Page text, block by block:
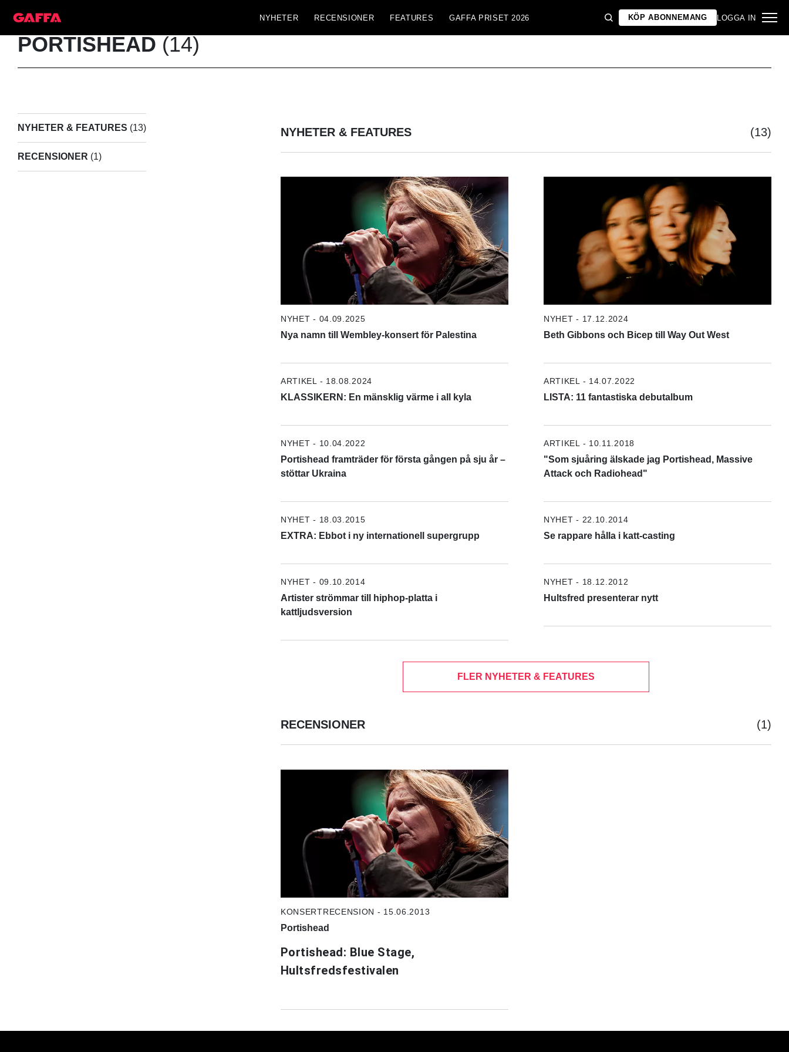
NYHETER RECENSIONER FEATURES GAFFA PRISET 2026 KÖP ABONNEMANG LOGGA IN
PORTISHEAD (14)
NYHETER & FEATURES (13)
RECENSIONER (1)
NYHETER & FEATURES (13)
NYHET - 04.09.2025
Nya namn till Wembley-konsert för Palestina
NYHET - 17.12.2024
Beth Gibbons och Bicep till Way Out West
ARTIKEL - 18.08.2024
KLASSIKERN: En mänsklig värme i all kyla
ARTIKEL - 14.07.2022
LISTA: 11 fantastiska debutalbum
NYHET - 10.04.2022
Portishead framträder för första gången på sju år –
stöttar Ukraina
ARTIKEL - 10.11.2018
"Som sjuåring älskade jag Portishead, Massive
Attack och Radiohead"
NYHET - 18.03.2015
EXTRA: Ebbot i ny internationell supergrupp
NYHET - 22.10.2014
Se rappare hålla i katt-casting
NYHET - 09.10.2014
Artister strömmar till hiphop-platta i
kattljudsversion
NYHET - 18.12.2012
Hultsfred presenterar nytt
FLER NYHETER & FEATURES
RECENSIONER (1)
KONSERTRECENSION - 15.06.2013
Portishead
Portishead: Blue Stage,
Hultsfredsfestivalen